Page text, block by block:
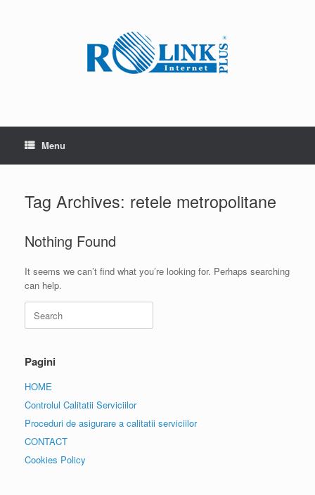
Menu
Tag Archives: retele metropolitane
Nothing Found
It seems we can’t find what you’re looking for. Perhaps searching
can help.
Search
for:
Pagini
HOME
Controlul Calitatii Serviciilor
Proceduri de asigurare a calitatii serviciilor
CONTACT
Cookies Policy